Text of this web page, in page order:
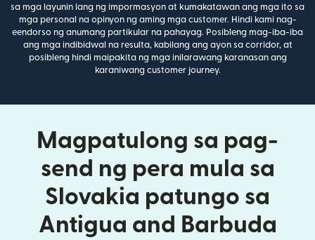
sa mga layunin lang ng impormasyon at kumakatawan ang mga ito sa
mga personal na opinyon ng aming mga customer. Hindi kami nag-
eendorso ng anumang partikular na pahayag. Posibleng mag-iba-iba
ang mga indibidwal na resulta, kabilang ang ayon sa corridor, at
posibleng hindi maipakita ng mga inilarawang karanasan ang
karaniwang customer journey.
Magpatulong sa pag-
send ng pera mula sa
Slovakia patungo sa
Antigua and Barbuda